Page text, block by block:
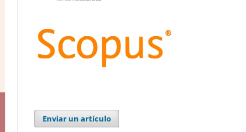
Enviar un artículo